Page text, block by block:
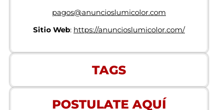
pagos@anuncioslumicolor.com
Sitio Web: https://anuncioslumicolor.com/
TAGS
POSTULATE AQUÍ